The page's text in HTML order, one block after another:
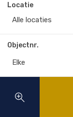
Locatie
Alle locaties
Objectnr.